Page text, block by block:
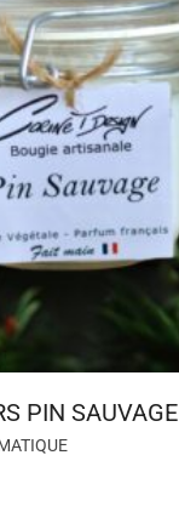
PIN SAUVAGE